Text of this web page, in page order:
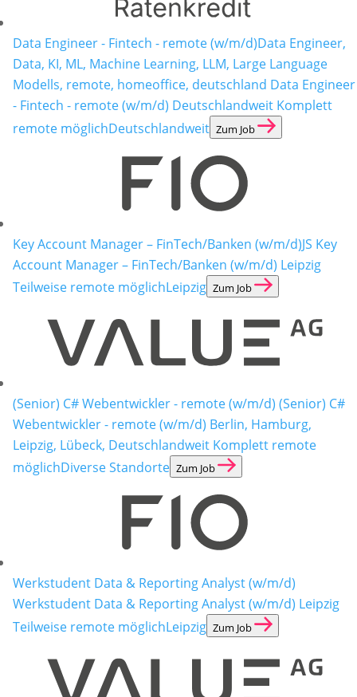
Data Engineer - Fintech - remote (w/m/d)Data Engineer,
Data, KI, ML, Machine Learning, LLM, Large Language
Modells, remote, homeoffice, deutschland Data Engineer
- Fintech - remote (w/m/d) Deutschlandweit Komplett
remote möglichDeutschlandweit Zum Job
Key Account Manager – FinTech/Banken (w/m/d)JS Key
Account Manager – FinTech/Banken (w/m/d) Leipzig
Teilweise remote möglichLeipzig Zum Job
(Senior) C# Webentwickler - remote (w/m/d) (Senior) C#
Webentwickler - remote (w/m/d) Berlin, Hamburg,
Leipzig, Lübeck, Deutschlandweit Komplett remote
möglichDiverse Standorte Zum Job
Werkstudent Data & Reporting Analyst (w/m/d)
Werkstudent Data & Reporting Analyst (w/m/d) Leipzig
Teilweise remote möglichLeipzig Zum Job